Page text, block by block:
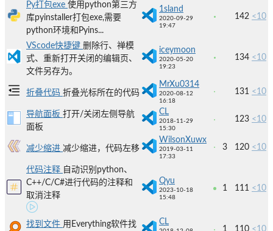
Py打包exe 使用python第三方
库pyinstaller打包exe,需要
python环境和Pyins...
1sland
2020-09-29
19:47
142 <10
VScode快捷键 删除行、禅模
式、重新打开关闭的编辑页、
文件另存为。
iceymoon
2020-05-20
19:23
134 <10
折叠代码 折叠光标所在的代码
MrXu0314
2020-08-12
16:18
131 <10
导航面板 打开/关闭左侧导航
面板
CL
2018-11-29
15:30
123 <10
减少缩进 减少缩进，代码左移
WilsonXuwx
2019-03-11
17:33
3 120 <10
代码注释 自动识别python、
C++/C/C#进行代码的注释和
取消注释
Qyu
2023-10-18
15:48
1 111 <10
找到文件 用Everything软件找
CL
1 110 <10